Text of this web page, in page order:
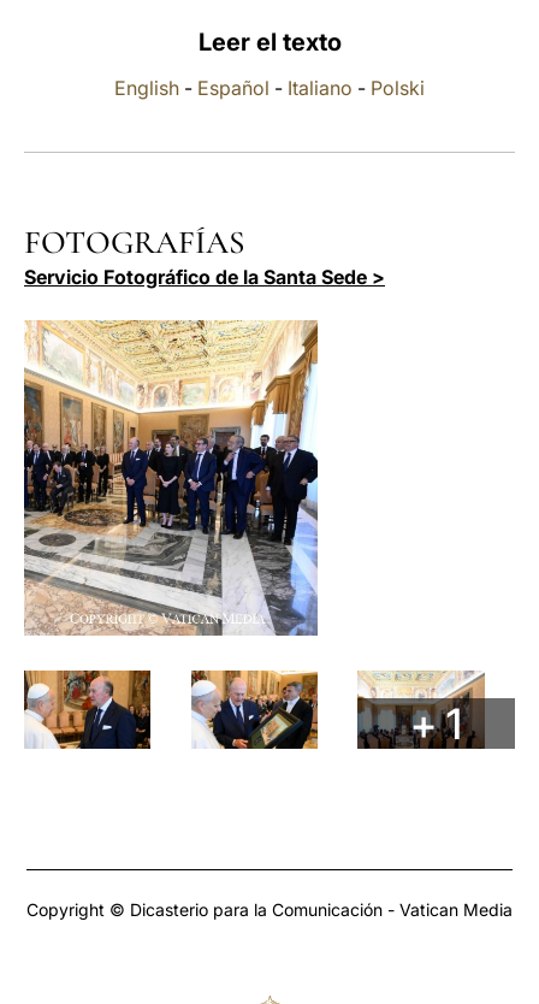
Leer el texto
English - Español - Italiano - Polski
FOTOGRAFÍAS
Servicio Fotográfico de la Santa Sede >
+ 1
Copyright © Dicasterio para la Comunicación - Vatican Media